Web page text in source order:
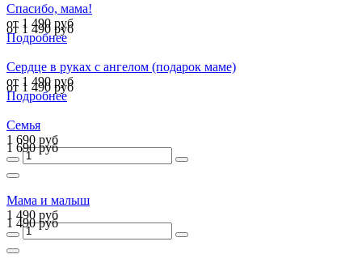
Спасибо, мама!
от 1 490 руб
от 1 490 руб
Подробнее
Сердце в руках с ангелом (подарок маме)
от 1 490 руб
от 1 490 руб
Подробнее
Семья
1 690 руб
1 690 руб
Мама и малыш
1 490 руб
1 490 руб